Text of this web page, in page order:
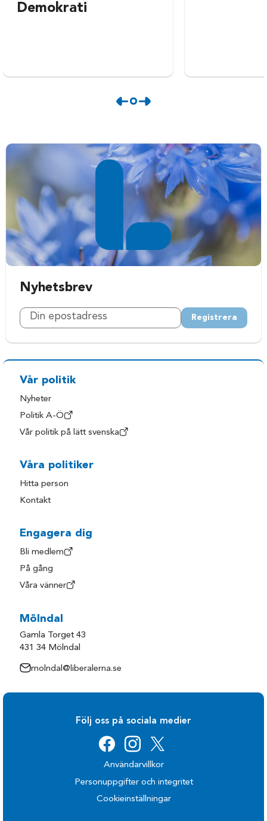
Demokrati
Nyhetsbrev
Registrera
Vår politik
Nyheter
Politik A-Ö
Vår politik på lätt svenska
Våra politiker
Hitta person
Kontakt
Engagera dig
Bli medlem
På gång
Våra vänner
Mölndal
Gamla Torget 43
431 34 Mölndal
molndal@liberalerna.se
Följ oss på sociala medier
Användarvillkor
Personuppgifter och integritet
Cookieinställningar